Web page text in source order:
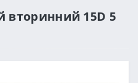
вторинний 15D 5